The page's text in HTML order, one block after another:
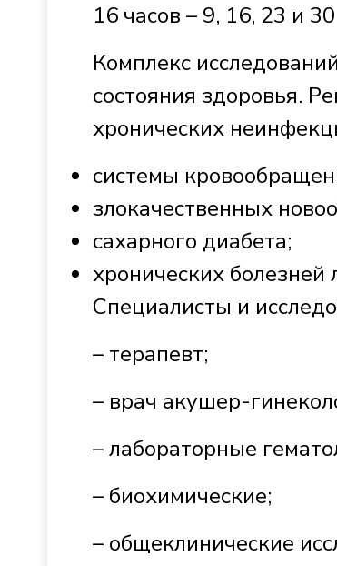
16 часов – 9, 16, 23 и
Комплекс
состояния здоровья.
хронических
системы
злокачественных
сахарного диабета;
хронических болезней
Специалисты и
– терапевт;
– врач акушер-
– лабораторные
– биохимические;
– общеклинические